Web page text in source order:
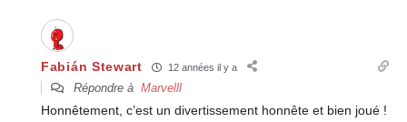
Fabián Stewart 12 années il y a
Répondre à Marvelll
Honnêtement, c’est un divertissement honnête et bien joué !